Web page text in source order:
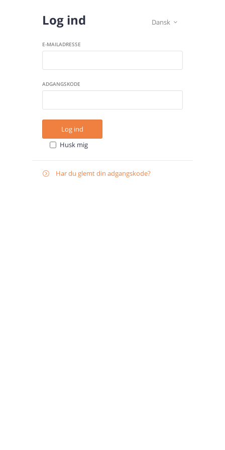
Dansk 
Log ind
E-MAILADRESSE
ADGANGSKODE
Log ind
Husk mig
 Har du glemt din adgangskode?